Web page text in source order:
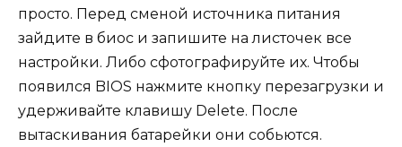
просто. Перед сменой источника питания
зайдите в биос и запишите на листочек все
настройки. Либо сфотографируйте их. Чтобы
появился BIOS нажмите кнопку перезагрузки и
удерживайте клавишу Delete. После
вытаскивания батарейки они собьются.